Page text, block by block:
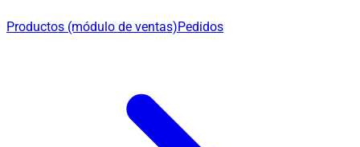
Productos (módulo de ventas)Pedidos